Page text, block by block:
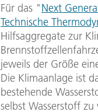
Für das "Next
Technische
Hilfsaggregate zur
jeweils der Größe
Die Klimaanlage ist
bestehende
selbst Wasserstoff